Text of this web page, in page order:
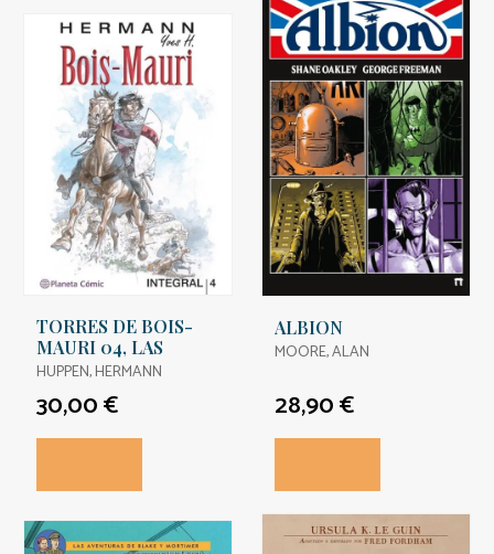
TORRES DE BOIS-
MAURI 04, LAS
HUPPEN, HERMANN
30,00 €
ALBION
MOORE, ALAN
28,90 €